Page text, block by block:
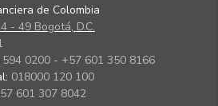
de Colombia
- 49 Bogotá, D.C.
0200 - +57 601 350 8166
018000 120 100
601 307 8042